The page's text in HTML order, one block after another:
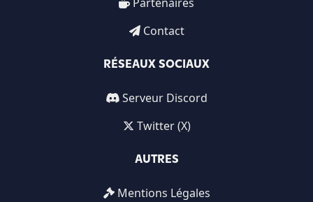
Partenaires
Contact
RÉSEAUX SOCIAUX
Serveur Discord
Twitter (X)
AUTRES
Mentions Légales